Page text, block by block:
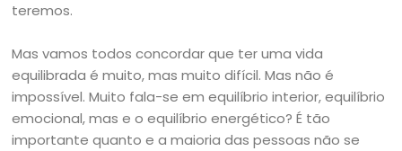
teremos.
Mas vamos todos concordar que ter uma vida
equilibrada é muito, mas muito difícil. Mas não é
impossível. Muito fala-se em equilíbrio interior, equilíbrio
emocional, mas e o equilíbrio energético? É tão
importante quanto e a maioria das pessoas não se